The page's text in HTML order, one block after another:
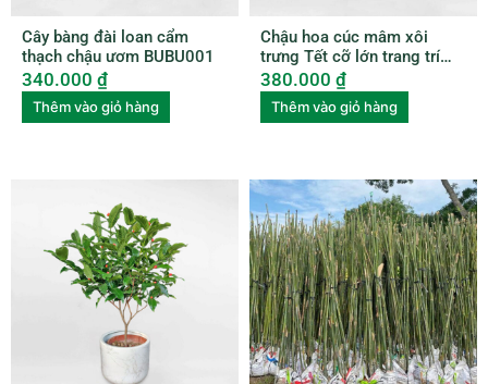
Cây bàng đài loan cẩm
thạch chậu ươm BUBU001
340.000 ₫
Thêm vào giỏ hàng
Chậu hoa cúc mâm xôi
trưng Tết cỡ lớn trang trí
xọt tre HCMX001
380.000 ₫
Thêm vào giỏ hàng